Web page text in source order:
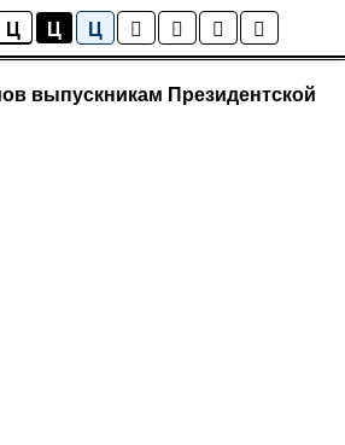
Ц Ц Ц
Новости ИСТОКА
выпускникам Президентской